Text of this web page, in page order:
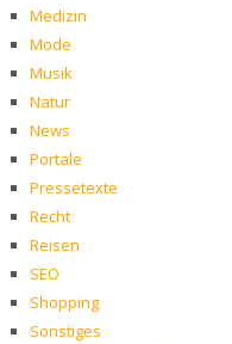
Medizin
Mode
Musik
Natur
News
Portale
Pressetexte
Recht
Reisen
SEO
Shopping
Sonstiges